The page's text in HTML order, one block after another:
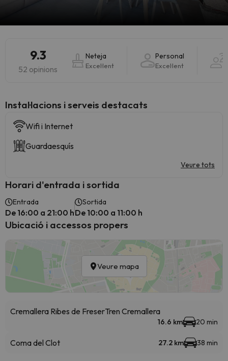
9.3
52 opinions
Neteja
Excel·lent
Personal
Excel·lent
Instal·lacions i serveis destacats
Wifi i Internet
Guardaesquís
Veure tots
Horari d'entrada i sortida
Entrada
De 16:00 a 21:00 h
Sortida
De 10:00 a 11:00 h
Ubicació i accessos propers
Veure mapa
Cremallera Ribes de FreserTren Cremallera
16.6 km 20 min
Coma del Clot 27.2 km 38 min